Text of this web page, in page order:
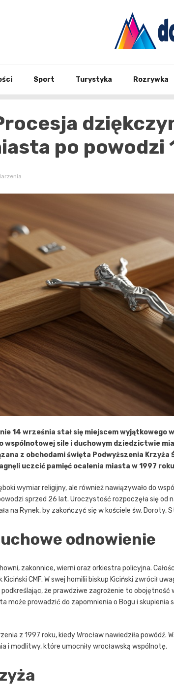
Sport Turystyka Rozrywka
po powodzi
14 września stał się miejscem
wspólnotowej sile i duchowym dziedzictwie
z obchodami święta Podwyższenia Krzyża
uczcić pamięć ocalenia miasta w 1997
wymiar religijny, ale również nawiązywało do
sprzed 26 lat. Uroczystość rozpoczęła się od
na Rynek, by zakończyć się w kościele św. Doroty,
odnowienie
zakonnice, wierni oraz orkiestra policyjna.
CMF. W swej homilii biskup Kiciński zwrócił
że prawdziwe zagrożenie to obojętność
może prowadzić do zapomnienia o Bogu i skupienia
z 1997 roku, kiedy Wrocław nawiedziła powódź.
i modlitwy, które umocniły wrocławską wspólnotę.